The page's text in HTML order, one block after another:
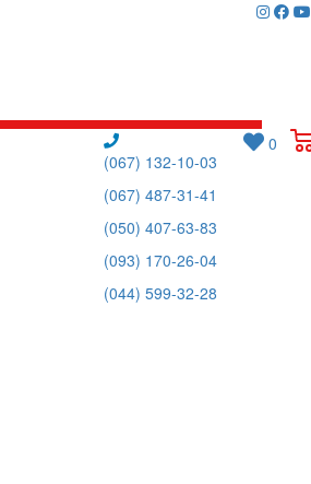
0
(067) 132-10-03
(067) 487-31-41
(050) 407-63-83
(093) 170-26-04
(044) 599-32-28